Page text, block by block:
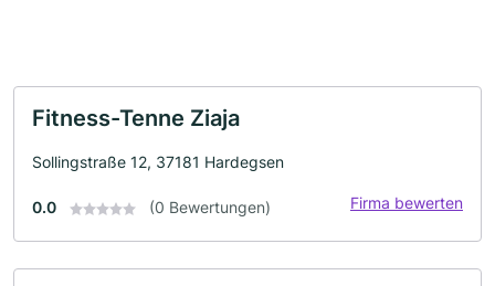
Fitness-Tenne Ziaja
Sollingstraße 12, 37181 Hardegsen
0.0 (0 Bewertungen) Firma bewerten